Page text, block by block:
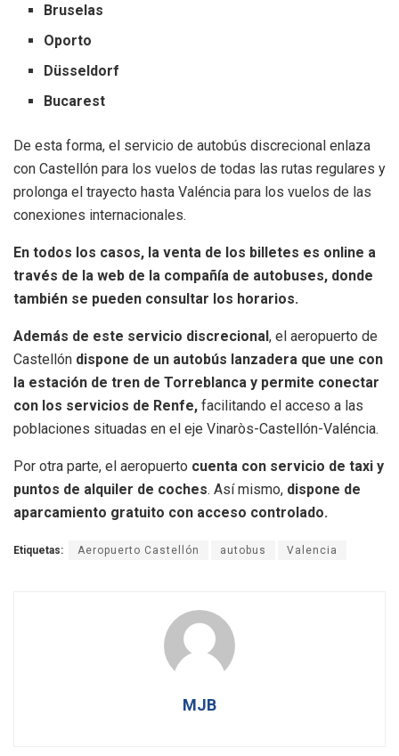
Bruselas
Oporto
Düsseldorf
Bucarest
De esta forma, el servicio de autobús discrecional enlaza
con Castellón para los vuelos de todas las rutas regulares y
prolonga el trayecto hasta Valéncia para los vuelos de las
conexiones internacionales.
En todos los casos, la venta de los billetes es online a
través de la web de la compañía de autobuses, donde
también se pueden consultar los horarios.
Además de este servicio discrecional , el aeropuerto de
Castellón dispone de un autobús lanzadera que une con
la estación de tren de Torreblanca y permite conectar
con los servicios de Renfe, facilitando el acceso a las
poblaciones situadas en el eje Vinaròs-Castellón-Valéncia.
Por otra parte, el aeropuerto cuenta con servicio de taxi y
puntos de alquiler de coches. Así mismo, dispone de
aparcamiento gratuito con acceso controlado.
Etiquetas: Aeropuerto Castellón autobus Valencia
MJB